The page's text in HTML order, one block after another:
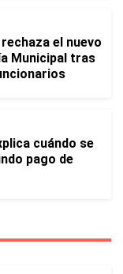
el nuevo
Municipal tras
cuándo se
pago de